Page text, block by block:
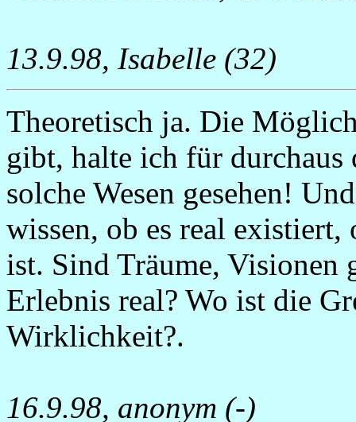
13.9.98, Isabelle (32)
Theoretisch ja. Die
gibt, halte ich für durchaus
solche Wesen gesehen!
wissen, ob es real
ist. Sind Träume,
Erlebnis real? Wo ist die
Wirklichkeit?.
16.9.98, anonym (-)